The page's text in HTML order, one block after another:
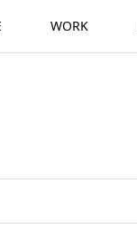
WORK